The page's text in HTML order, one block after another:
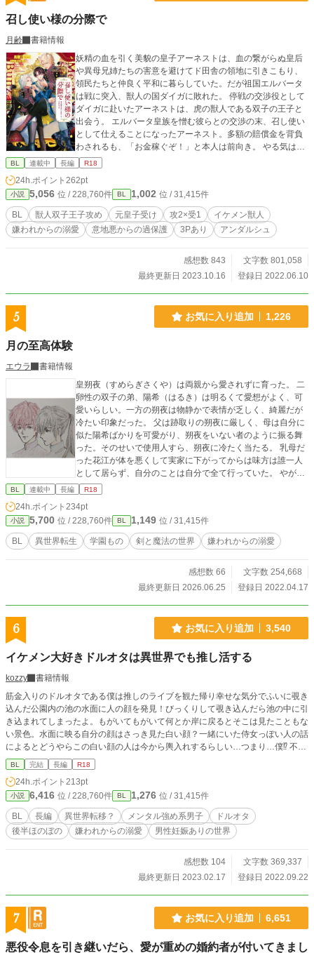
召し使い様の分際で
月齢
書籍情報
妖精の血を引く美貌の皇子アーネストは、血の繋がらぬ皇后
や異母兄姉たちの害意を避けてド田舎の領地に引きこもり、
領民たちと仲良く平和に暮らしていた。だが祖国エルバータ
は戦に突入、獣人の国ダイガに敗れた。 停戦の交渉役として
ダイガに赴いたアーネストは、虎の獣人である双子の王子と
出会う。 エルバータ皇族を憎む彼らとの交渉の末、召し使い
として仕えることになったアーネスト。多額の賠償金を背負
わされるも、「お金稼ぐぞ！」と本人は前向き。 やる気はあ
るが病弱で箱入りで、何をやっても周囲をハラハラさせるポ
人な双子の獣人王子をも振り回す日々が始まる。 「とんでも
ねーな、こいつ！」（双子王子の苦情） ※タグをご確認の
上、苦手そうと思われた方はご遠慮ください。 ※R18シーン
に予告は入りません。 ※戦に関してリアルを求める方には不
向きです。何でもありのBL童話としてご納得いただける方向
BL 連載中 長編 R18
24h.ポイント 262pt
小説 5,056 位 / 228,760件 BL 1,002 位 / 31,415件
BL 獣人双子王子攻め 元皇子受け 攻2×受1
イケメン獣人
嫌われからの溺愛
意地悪からの過保護 3Pあり アンダルシュ
感想数 843
文字数 801,058
最終更新日 2023.10.16
登録日 2022.06.10
5 お気に入り追加 1,226
月の至高体験
エウラ
書籍情報
皇朔夜（すめらぎさくや）は両親から愛されずに育った。 二
卵性の双子の弟、陽希（はるき）は明るくて愛想がよく、可
愛いらしい。一方の朔夜は物静かで表情が乏しく、綺麗だが
冷たい印象だった。 父は跡取りの朔夜に厳しく、母は自分に
似た陽希ばかりを可愛がり、朔夜をいない者のように振る舞
った。そのせいで使用人すら、朔夜に冷たく当たる。 乳母だ
った花江が体を悪くして実家に下がってからは味方は誰一人
として居らず、自分のことは自分で全て行っていた。 やがて
15歳になり帝国の学園に留学生として通うことになったが、
からも愛されなかった朔夜は実は前世の記憶を持っていた。
朔夜の学園生活はどうなるのか。 外国の人の名前は日本人の
ように家名・名前の順になってます。 不定期更新です。 Ｒ18
ぽい話にはタイトルに＊印をつける予定です。 長くなりそう
ジ画です。自作なので下手くそです（アナログ人間なの
BL 連載中 長編 R18
24h.ポイント 234pt
小説 5,700 位 / 228,760件 BL 1,149 位 / 31,415件
BL 異世界転生 学園もの 剣と魔法の世界 嫌われからの溺愛
感想数 66
文字数 254,668
最終更新日 2026.06.25
登録日 2022.04.17
6 お気に入り追加 3,540
イケメン大好きドルオタは異世界でも推し活する
kozzy
書籍情報
筋金入りのドルオタである僕は推しのライブを観た帰り幸せな気分でふいに覗き
込んだ公園内の池の水面に人の顔を発見！びっくりして覗き込んだら池の中に引
き込まれてしまったよ。もがいてもがいて何とか岸に戻るとそこは見たこともな
い景色。水面に映る自分の顔はさっき見た白い顔？一緒にいた侍女っぽい人の話
によるとどうやらこの白い顔の人は今から輿入れするらしい…つまり…僕⁉ 不安
の中、魔獣の瘴気で誰も近寄れないともいわれ恐れられている結婚相手の辺境伯
邸につくとそこには現世で推してたあの人にそっくりな美丈夫が‼ え～こんなの
もう推すしかないよね？推しの無い人生なんて考えられないし～？ でもどうや
ら僕辺境伯様に嫌われているみたい…なんでぇ～？ 『チートな転生農家の息子
は悪の公爵を溺愛する』書籍化となりました。 お手に取って頂けたらとっても
嬉しいです(｡>ㅅ<)✩⡱
BL 完結 長編 R18
24h.ポイント 213pt
小説 6,416 位 / 228,760件 BL 1,276 位 / 31,415件
BL 長編 異世界転移？ メンタル強め系男子
ドルオタ
後半ほのぼの
嫌われからの溺愛 男性妊娠ありの世界
感想数 104
文字数 369,337
最終更新日 2023.02.17
登録日 2022.09.22
7 お気に入り追加 6,651
悪役令息を引き継いだら、愛が重めの婚約者が付いてきまし